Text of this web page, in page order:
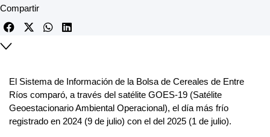
Compartir
El Sistema de Información de la Bolsa de Cereales de Entre
Ríos comparó, a través del satélite GOES-19 (Satélite
Geoestacionario Ambiental Operacional), el día más frío
registrado en 2024 (9 de julio) con el del 2025 (1 de julio).